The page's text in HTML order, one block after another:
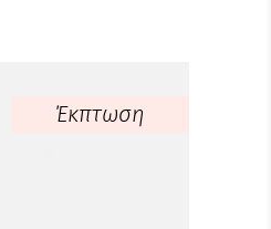
Έκπτωση